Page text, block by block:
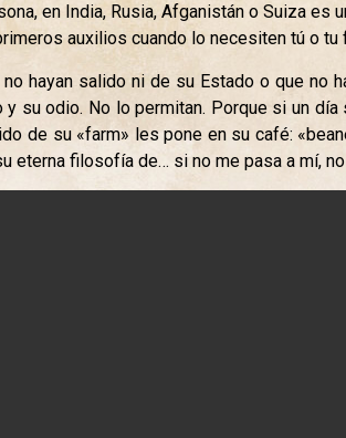
en India, Rusia, Afganistán o Suiza
auxilios cuando lo necesiten tú o tu
hayan salido ni de su Estado o que no
su odio. No lo permitan. Porque si un
de su «farm» les pone en su café:
eterna filosofía de… si no me pasa a mí,